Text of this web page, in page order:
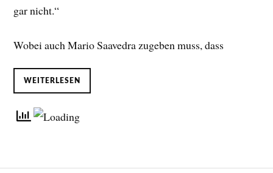
gar nicht.“
Wobei auch Mario Saavedra zugeben muss, dass
WEITERLESEN